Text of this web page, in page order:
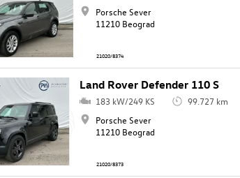
Porsche Sever
11210 Beograd
21020/8374
Land Rover Defender 110 S
183 kW/249 KS 99.727 km
Porsche Sever
11210 Beograd
21020/8373